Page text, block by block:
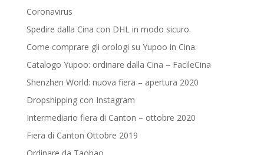
Coronavirus
Spedire dalla Cina con DHL in modo sicuro.
Come comprare gli orologi su Yupoo in Cina.
Catalogo Yupoo: ordinare dalla Cina – FacileCina
Shenzhen World: nuova fiera – apertura 2020
Dropshipping con Instagram
Intermediario fiera di Canton – ottobre 2020
Fiera di Canton Ottobre 2019